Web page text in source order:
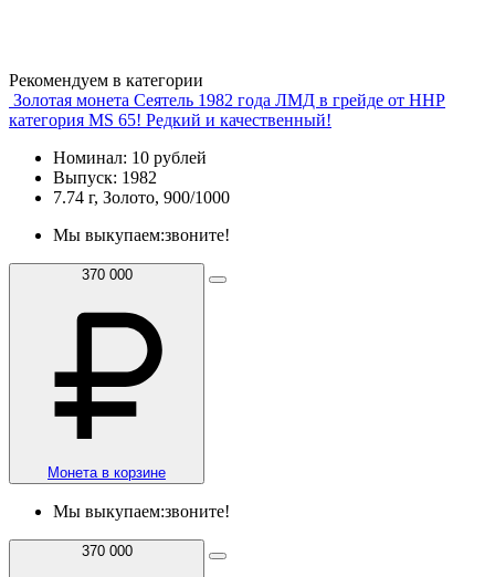
Рекомендуем в категории
Золотая монета Сеятель 1982 года ЛМД в грейде от ННР
категория MS 65! Редкий и качественный!
Номинал: 10 рублей
Выпуск: 1982
7.74 г, Золото, 900/1000
Мы выкупаем:звоните!
370 000
Монета в корзине
Мы выкупаем:звоните!
370 000